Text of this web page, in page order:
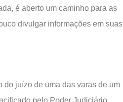
é aberto um caminho para as
divulgar informações em suas
do juízo de uma das varas de um